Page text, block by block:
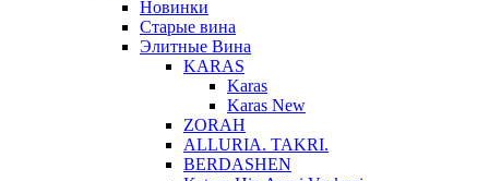
Новинки
Старые вина
Элитные Вина
KARAS
Karas
Karas New
ZORAH
ALLURIA. TAKRI.
BERDASHEN